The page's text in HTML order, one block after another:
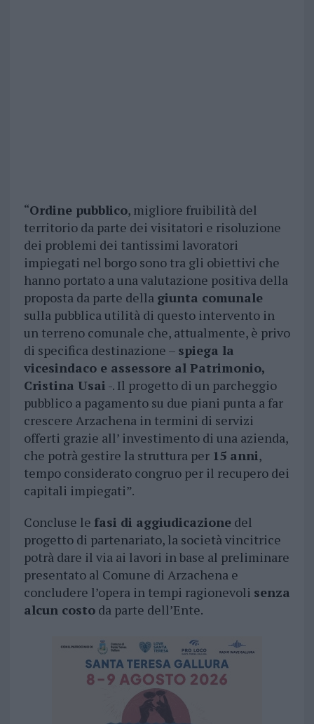
“Ordine pubblico, migliore fruibilità del
territorio da parte dei visitatori e risoluzione
dei problemi dei tantissimi lavoratori
impiegati nel borgo sono tra gli obiettivi che
hanno portato a una valutazione positiva della
proposta da parte della giunta comunale
sulla pubblica utilità di questo intervento in
un terreno comunale che, attualmente, è privo
di specifica destinazione – spiega la
vicesindaco e assessore al Patrimonio,
Cristina Usai -. Il progetto di un parcheggio
pubblico a pagamento su due piani punta a far
crescere Arzachena in termini di servizi
offerti grazie all’ investimento di una azienda,
che potrà gestire la struttura per 15 anni,
tempo considerato congruo per il recupero dei
capitali impiegati”.
Concluse le fasi di aggiudicazionedel
progetto di partenariato, la società vincitrice
potrà dare il via ai lavori in base al preliminare
presentato al Comune di Arzachena e
concludere l’opera in tempi ragionevoli senza
alcun costoda parte dell’Ente.